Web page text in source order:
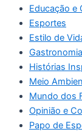
Educação e
Esportes
Estilo de
Gastronomia
Histórias
Meio
Mundo dos
Opinião e
Papo de